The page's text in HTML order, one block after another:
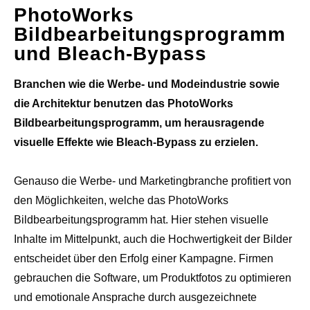
PhotoWorks
Bildbearbeitungsprogramm
und Bleach-Bypass
Branchen wie die Werbe- und Modeindustrie sowie
die Architektur benutzen das PhotoWorks
Bildbearbeitungsprogramm, um herausragende
visuelle Effekte wie Bleach-Bypass zu erzielen.
Genauso die Werbe- und Marketingbranche profitiert von
den Möglichkeiten, welche das PhotoWorks
Bildbearbeitungsprogramm hat. Hier stehen visuelle
Inhalte im Mittelpunkt, auch die Hochwertigkeit der Bilder
entscheidet über den Erfolg einer Kampagne. Firmen
gebrauchen die Software, um Produktfotos zu optimieren
und emotionale Ansprache durch ausgezeichnete